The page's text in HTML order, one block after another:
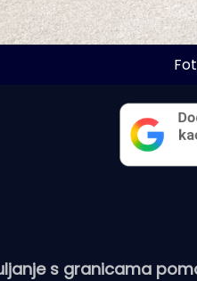
s granicama